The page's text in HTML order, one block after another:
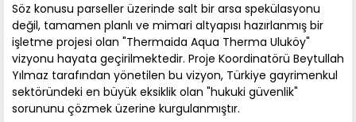
Söz konusu parseller üzerinde salt bir arsa spekülasyonu
değil, tamamen planlı ve mimari altyapısı hazırlanmış bir
işletme projesi olan "Thermaida Aqua Therma Uluköy"
vizyonu hayata geçirilmektedir. Proje Koordinatörü Beytullah
Yılmaz tarafından yönetilen bu vizyon, Türkiye gayrimenkul
sektöründeki en büyük eksiklik olan "hukuki güvenlik"
sorununu çözmek üzerine kurgulanmıştır.